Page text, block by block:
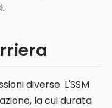
diverse. L'SSM
la cui durata